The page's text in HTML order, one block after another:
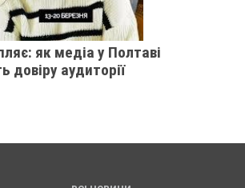
як медіа у Полтаві
довіру аудиторії